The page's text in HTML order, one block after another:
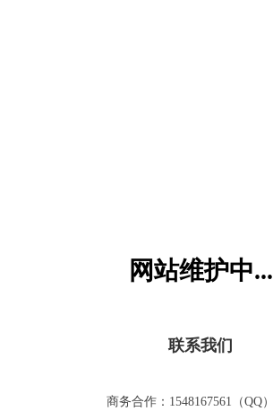
网站维护中...
联系我们
商务合作：1548167561（QQ）